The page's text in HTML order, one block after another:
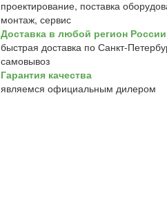
проектирование, поставка
монтаж, сервис
Доставка в любой регион России
быстрая доставка по Санкт-
самовывоз
Гарантия качества
являемся официальным дилером